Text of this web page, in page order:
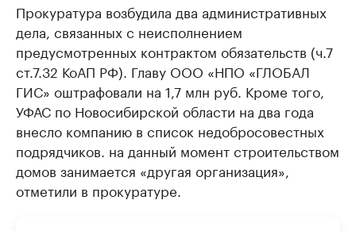
Прокуратура возбудила два административных
дела, связанных с неисполнением
предусмотренных контрактом обязательств (ч.7
ст.7.32 КоАП РФ). Главу ООО «НПО «ГЛОБАЛ
ГИС» оштрафовали на 1,7 млн руб. Кроме того,
УФАС по Новосибирской области на два года
внесло компанию в список недобросовестных
подрядчиков. на данный момент строительством
домов занимается «другая организация»,
отметили в прокуратуре.